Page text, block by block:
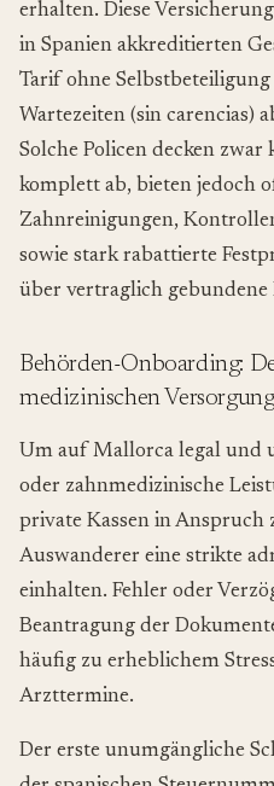
erhalten. Diese
in Spanien akkreditierten
Tarif ohne Selbstbeteiligung
Wartezeiten (sin carencias)
Solche Policen decken
komplett ab, bieten jedoch
Zahnreinigungen,
sowie stark rabattierte
über vertraglich gebundene
Behörden-Onboarding:
medizinischen
Um auf Mallorca legal und
oder zahnmedizinische
private Kassen in Anspruch
Auswanderer eine strikte
einhalten. Fehler oder
Beantragung der
häufig zu erheblichem
Arzttermine.
Der erste unumgängliche